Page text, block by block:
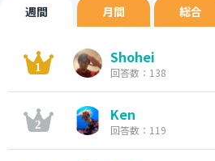
週間 月間 総合
Shohei
回答数：138
Ken
回答数：119